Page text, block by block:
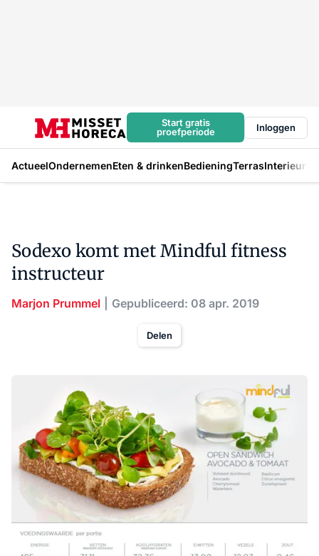
Start gratis
proefperiode
Inloggen
ActueelOndernemenEten & drinkenBedieningTerrasInterieur
Sodexo komt met Mindful fitness
instructeur
Marjon Prummel Gepubliceerd: 08 apr. 2019
Delen